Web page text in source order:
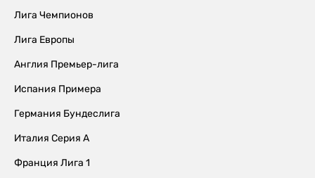
Лига Чемпионов
Лига Европы
Англия Премьер-лига
Испания Примера
Германия Бундеслига
Италия Серия А
Франция Лига 1